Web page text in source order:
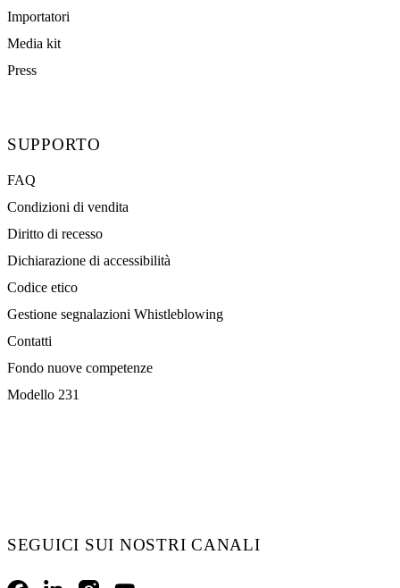
Importatori
Media kit
Press
SUPPORTO
FAQ
Condizioni di vendita
Diritto di recesso
Dichiarazione di accessibilità
Codice etico
Gestione segnalazioni Whistleblowing
Contatti
Fondo nuove competenze
Modello 231
SEGUICI SUI NOSTRI CANALI